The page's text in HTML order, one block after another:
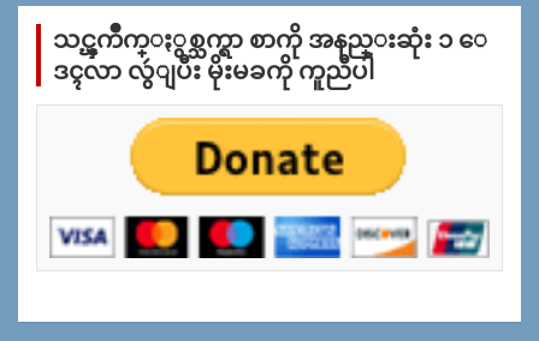
က္
န္
သင္ၾကိဳက္ႏွစ္သက္ရာ စာကို အနည္းဆုံး ၁ ေ
ဒၚလာ လွဴျပီး မိုးမခကို ကူညီပါ